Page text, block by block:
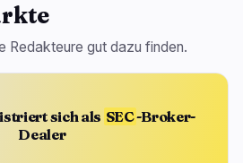
Redakteure gut dazu finden.
sich als SEC-Broker-
Dealer